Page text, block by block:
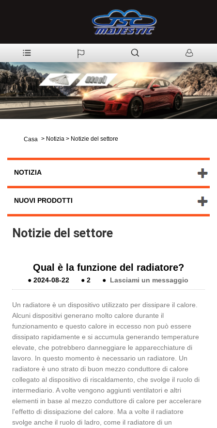
Casa > Notizia > Notizie del settore
NOTIZIA
NUOVI PRODOTTI
Notizie del settore
Qual è la funzione del radiatore?
●2024-08-22 ●2 ● Lasciami un messaggio
Un radiatore è un dispositivo utilizzato per dissipare il calore.
Alcuni dispositivi generano molto calore durante il
funzionamento e questo calore in eccesso non può essere
dissipato rapidamente e si accumula generando temperature
elevate, che potrebbero danneggiare le apparecchiature di
lavoro. In questo momento è necessario un radiatore. Un
radiatore è uno strato di buon mezzo conduttore di calore
collegato al dispositivo di riscaldamento, che svolge il ruolo di
intermediario. A volte vengono aggiunti ventilatori e altri
elementi in base al mezzo conduttore di calore per accelerare
l'effetto di dissipazione del calore. Ma a volte il radiatore
svolge anche il ruolo di ladro, come il radiatore di un